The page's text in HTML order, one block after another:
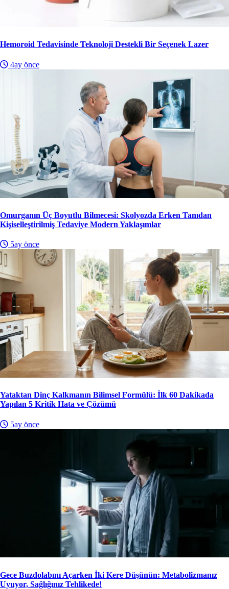
Hemoroid Tedavisinde Teknoloji Destekli Bir Seçenek Lazer
4ay önce
Omurganın Üç Boyutlu Bilmecesi: Skolyozda Erken Tanıdan
Kişiselleştirilmiş Tedaviye Modern Yaklaşımlar
5ay önce
Yataktan Dinç Kalkmanın Bilimsel Formülü: İlk 60 Dakikada
Yapılan 5 Kritik Hata ve Çözümü
5ay önce
Gece Buzdolabını Açarken İki Kere Düşünün: Metabolizmanız
Uyuyor, Sağlığınız Tehlikede!